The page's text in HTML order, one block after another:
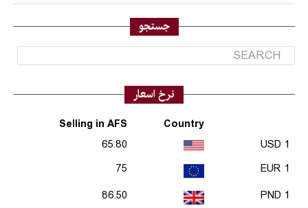
جستجو
نرخ اسعار
Country
Selling in AFS
1 USD
65.80
1 EUR
75
1 PND
86.50